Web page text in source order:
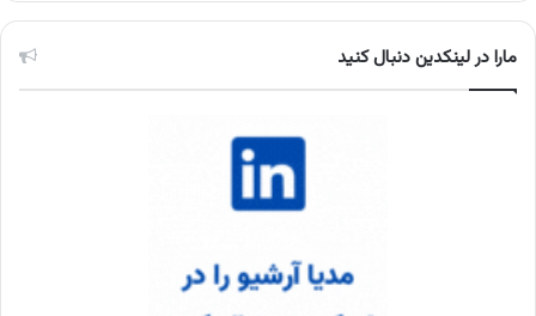
مارا در لینکدین دنبال کنید